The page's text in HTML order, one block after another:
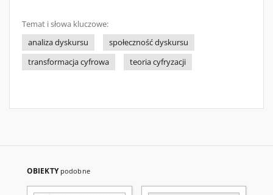
Temat i słowa kluczowe:
analiza dyskursu
społeczność dyskursu
transformacja cyfrowa
teoria cyfryzacji
OBIEKTY podobne